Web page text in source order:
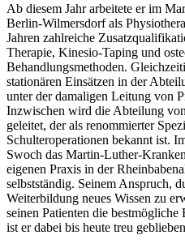
Ab diesem Jahr arbeitete er im
Berlin-Wilmersdorf als
Jahren zahlreiche
Therapie, Kinesio-Taping und
Behandlungsmethoden.
stationären Einsätzen in der
unter der damaligen Leitung von
Inzwischen wird die Abteilung
geleitet, der als renommierter
Schulteroperationen bekannt ist.
Swoch das Martin-Luther-
eigenen Praxis in der
selbstständig. Seinem Anspruch,
Weiterbildung neues Wissen zu
seinen Patienten die
ist er dabei bis heute treu